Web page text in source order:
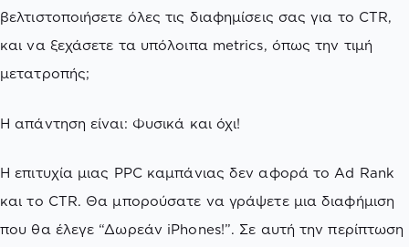
βελτιστοποιήσετε όλες τις διαφημίσεις σας για το CTR,
και να ξεχάσετε τα υπόλοιπα metrics, όπως την τιμή
μετατροπής;
Η απάντηση είναι: Φυσικά και όχι!
Η επιτυχία μιας PPC καμπάνιας δεν αφορά το Ad Rank
και το CTR. Θα μπορούσατε να γράψετε μια διαφήμιση
που θα έλεγε “Δωρεάν iPhones!”. Σε αυτή την περίπτωση